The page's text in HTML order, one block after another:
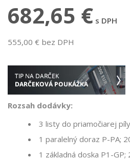
682,65 € s DPH
555,00 € bez DPH
Rozsah dodávky:
3 listy do priamočiarej
1 paralelný doraz P-PA;
1 základná doska P1-GP;